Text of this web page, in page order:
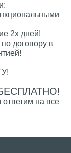
2х дней!
договору в
БЕСПЛАТНО!
на все